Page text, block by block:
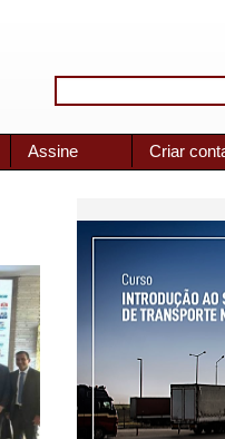
Assine Criar